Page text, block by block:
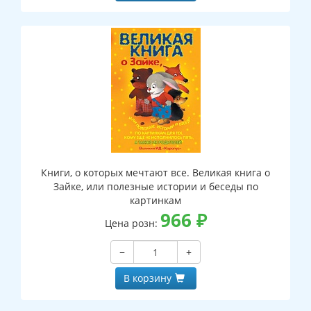
Книги, о которых мечтают все. Великая книга о
Зайке, или полезные истории и беседы по
картинкам
Цена розн: 966 ₽
−
+
В корзину